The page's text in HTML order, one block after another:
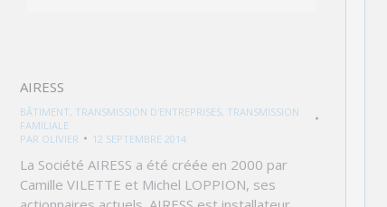
AIRESS
BÂTIMENT, TRANSMISSION D'ENTREPRISES, TRANSMISSION
FAMILIALE
PAR OLIVIER 12 SEPTEMBRE 2014
La Société AIRESS a été créée en 2000 par
Camille VILETTE et Michel LOPPION, ses